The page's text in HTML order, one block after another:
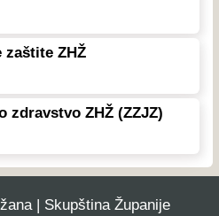
zaštite ZHŽ
zdravstvo ZHŽ (ZZJZ)
| Skupština Županije